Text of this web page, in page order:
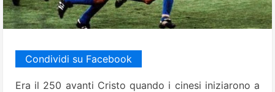
Condividi su Facebook
Era il 250 avanti Cristo quando i cinesi iniziarono a